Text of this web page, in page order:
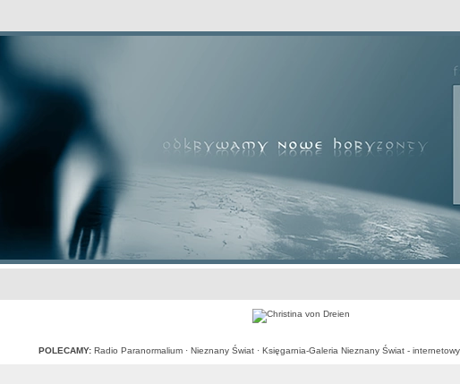
Wyszukiwanie zaawansowane
POLECAMY: Radio Paranormalium· Nieznany Świat· Księgarnia-Galeria Nieznany Świat -